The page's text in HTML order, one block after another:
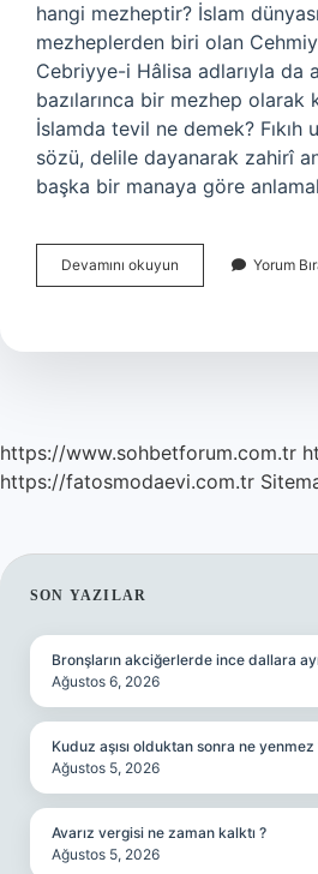
hangi mezheptir? İslam
mezheplerden biri olan
Cebriyye-i Hâlisa adlarıyla da
bazılarınca bir mezhep olarak
İslamda tevil ne demek? Fıkıh
sözü, delile dayanarak zahirî
başka bir manaya göre
Devamını okuyun
Ta
Demek
Yorum
https://www.sohbetforum.com.tr
https://fatosmodaevi.com.tr
SIDEBAR
SON YAZILAR
Bronşların akciğerlerde ince dallara
Ağustos 6, 2026
Kuduz aşısı olduktan sonra ne yenmez
Ağustos 5, 2026
Avarız vergisi ne zaman kalktı ?
Ağustos 5, 2026